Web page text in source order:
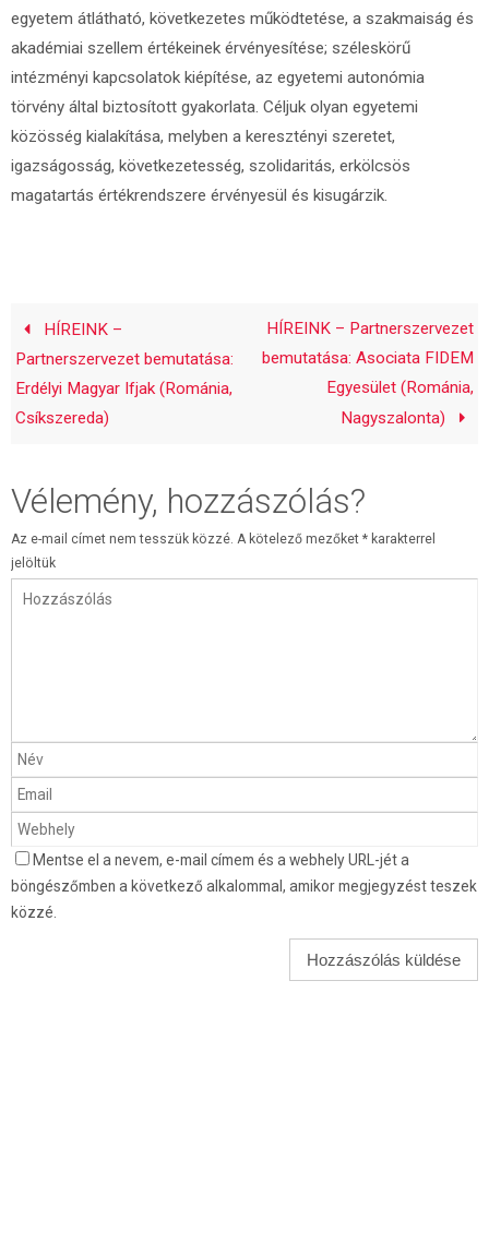
egyetem átlátható, következetes működtetése, a szakmaiság és
akadémiai szellem értékeinek érvényesítése; széleskörű
intézményi kapcsolatok kiépítése, az egyetemi autonómia
törvény által biztosított gyakorlata. Céljuk olyan egyetemi
közösség kialakítása, melyben a keresztényi szeretet,
igazságosság, következetesség, szolidaritás, erkölcsös
magatartás értékrendszere érvényesül és kisugárzik.
HÍREINK –
Partnerszervezet bemutatása:
Erdélyi Magyar Ifjak (Románia,
Csíkszereda)
HÍREINK – Partnerszervezet
bemutatása: Asociata FIDEM
Egyesület (Románia,
Nagyszalonta)
Vélemény, hozzászólás?
Az e-mail címet nem tesszük közzé. A kötelező mezőket * karakterrel
jelöltük
Mentse el a nevem, e-mail címem és a webhely URL-jét a
böngészőmben a következő alkalommal, amikor megjegyzést teszek
közzé.